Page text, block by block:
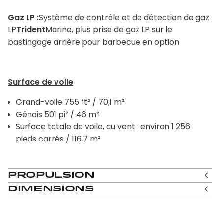
Gaz LP :Système de contrôle et de détection de gaz
LPTridentMarine, plus prise de gaz LP sur le
bastingage arrière pour barbecue en option
Surface de voile
Grand-voile 755 ft² / 70,1 m²
Génois 501 pi² / 46 m²
Surface totale de voile, au vent : environ 1 256
pieds carrés / 116,7 m²
Propulsion
Dimensions